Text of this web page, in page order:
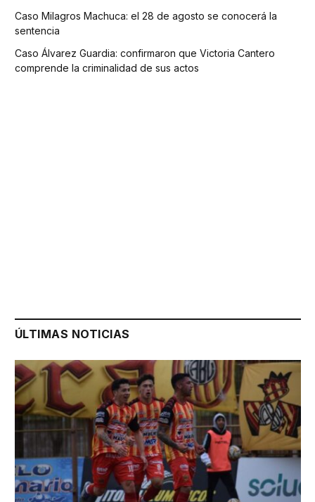
Caso Milagros Machuca: el 28 de agosto se conocerá la
sentencia
Caso Álvarez Guardia: confirmaron que Victoria Cantero
comprende la criminalidad de sus actos
ÚLTIMAS NOTICIAS